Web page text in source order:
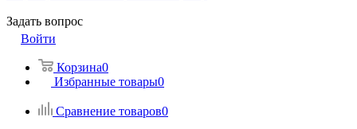
Задать вопрос
Войти
Корзина0
Избранные товары0
Сравнение товаров0